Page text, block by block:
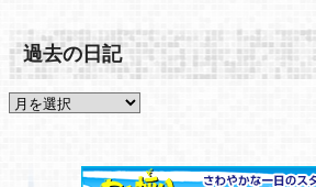
過去の日記